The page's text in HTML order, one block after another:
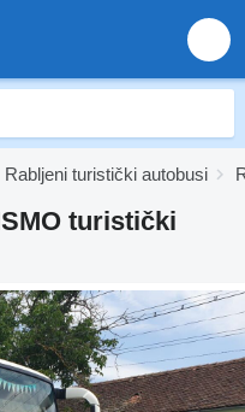
Rabljeni turistički autobusi
turistički